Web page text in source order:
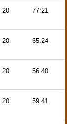
20 77:21
20 65:24
20 56:40
20 59:41